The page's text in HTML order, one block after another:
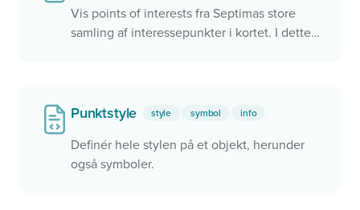
Vis points of interests fra Septimas store
samling af interessepunkter i kortet. I dette
aktuelle kortudsnit. Herved kan vi se de
zoomet ind og herved opnå den samme
gode performance. Skriv til
Punktstyle style symbol info
Definér hele stylen på et objekt, herunder
også symboler.